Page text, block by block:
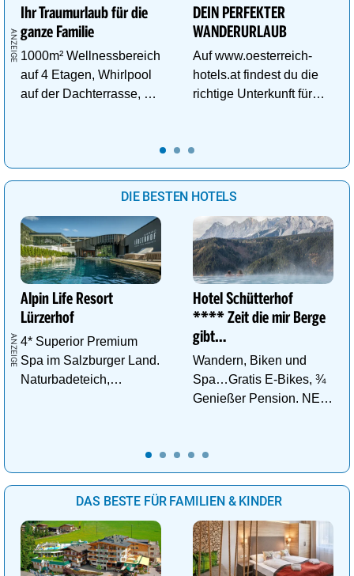
Ihr Traumurlaub für die
ganze Familie
1000m² Wellnessbereich
auf 4 Etagen, Whirlpool
auf der Dachterrasse, 4
DEIN PERFEKTER
WANDERURLAUB
Auf www.oesterreich-
hotels.at findest du die
richtige Unterkunft für
DIE BESTEN HOTELS
Alpin Life Resort
Lürzerhof
4* Superior Premium
Spa im Salzburger Land.
Naturbadeteich,
Hotel Schütterhof
**** Zeit die mir Berge
gibt…
Wandern, Biken und
Spa…Gratis E-Bikes, ¾
Genießer Pension. NEU:
DAS BESTE FÜR FAMILIEN & KINDER